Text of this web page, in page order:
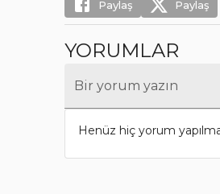
Paylaş Paylaş
YORUMLAR
Bir yorum yazın
Henüz hiç yorum